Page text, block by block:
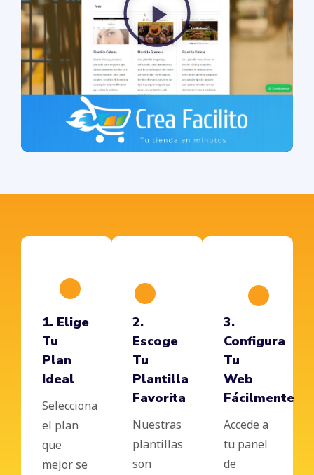
1. Elige
Tu
Plan
Ideal
Selecciona
el plan
que
mejor se
2.
Escoge
Tu
Plantilla
Favorita
Nuestras
plantillas
son
3.
Configura
Tu
Web
Fácilmente
Accede a
tu panel
de